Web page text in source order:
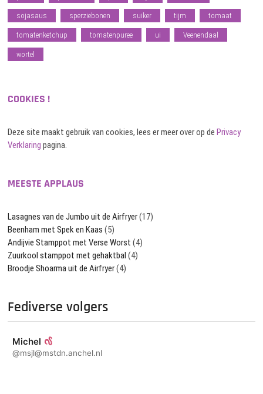
sojasaus sperziebonen suiker tijm tomaat
tomatenketchup tomatenpuree ui Veenendaal
wortel
COOKIES !
Deze site maakt gebruik van cookies, lees er meer over op dePrivacy
Verklaring pagina.
MEESTE APPLAUS
Lasagnes van de Jumbo uit de Airfryer(17)
Beenham met Spek en Kaas (5)
Andijvie Stamppot met Verse Worst (4)
Zuurkool stamppot met gehaktbal (4)
Broodje Shoarma uit de Airfryer(4)
Fediverse volgers
Michel
@msjl@mstdn.anchel.nl